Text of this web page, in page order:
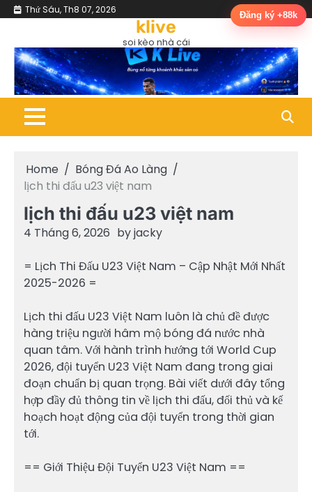
Skip Thứ Sáu, Th8 07, 2026
Đá
Cup
C1
League
Lịch
Thi
Đấu
Kết
Quả
Máy
Tính
Dự
Phân
Tích
&
Định
trực
tiếp
klive
soi kèo nhà cái
Home
Bóng Đá Ao Làng
lịch thi đấu u23 việt nam
lịch thi đấu u23 việt nam
4 Tháng 6, 2026 byjacky
= Lịch Thi Đấu U23 Việt Nam – Cập Nhật Mới Nhất
2025-2026 =
Lịch thi đấu U23 Việt Nam luôn là chủ đề được
hàng triệu người hâm mộ bóng đá nước nhà
quan tâm. Với hành trình hướng tới World Cup
2026, đội tuyển U23 Việt Nam đang trong giai
đoạn chuẩn bị quan trọng. Bài viết dưới đây tổng
hợp đầy đủ thông tin về lịch thi đấu, đối thủ và kế
hoạch hoạt động của đội tuyển trong thời gian
tới.
== Giới Thiệu Đội Tuyển U23 Việt Nam ==
Đăng ký +88k